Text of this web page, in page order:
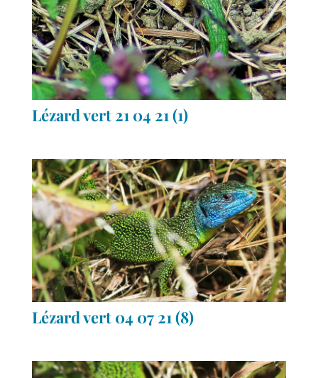
Lézard vert 21 04 21 (1)
Lézard vert 04 07 21 (8)